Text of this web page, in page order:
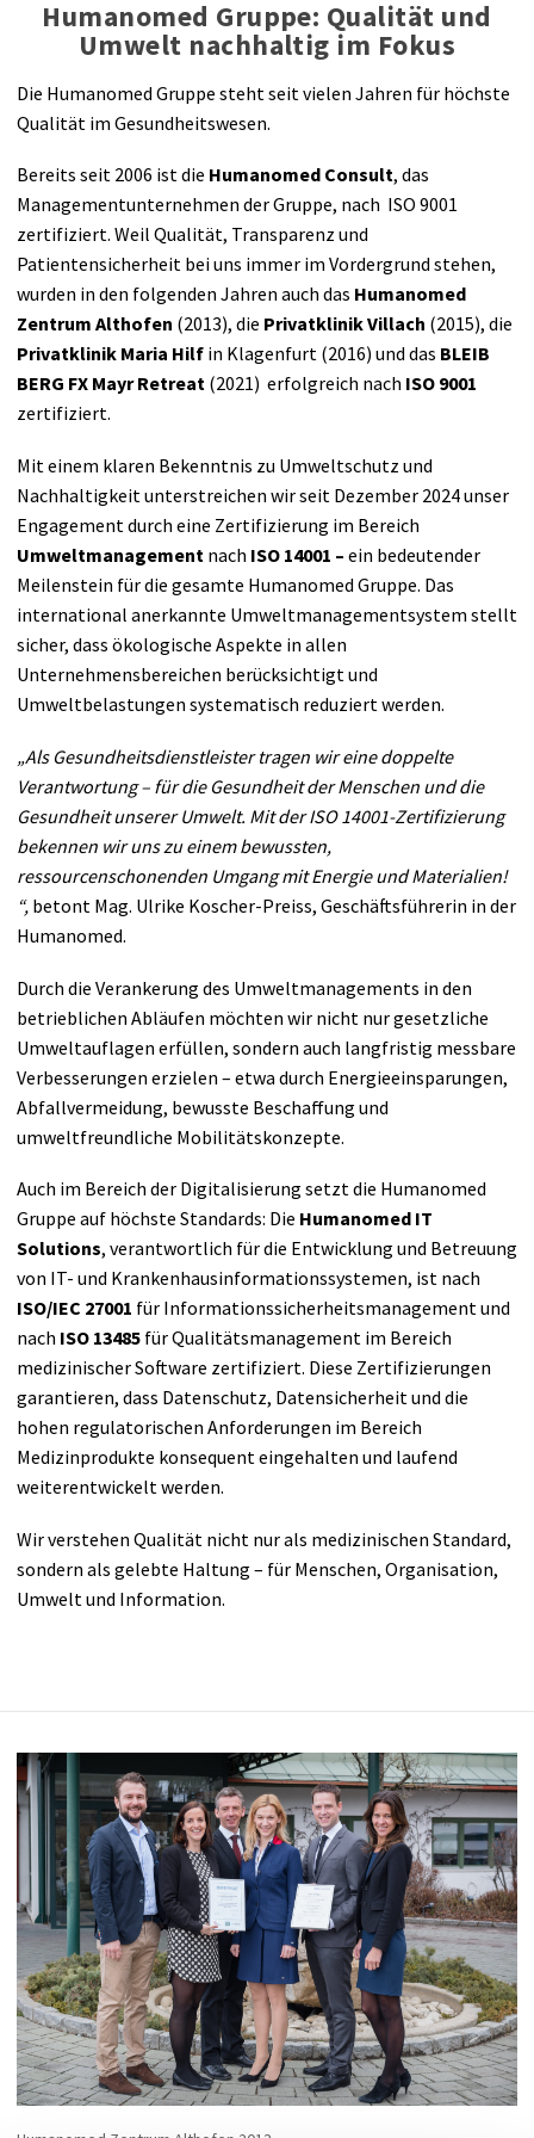
Humanomed Gruppe: Qualität und
Umwelt nachhaltig im Fokus
Die Humanomed Gruppe steht seit vielen Jahren für höchste
Qualität im Gesundheitswesen.
Bereits seit 2006 ist die Humanomed Consult, das
Managementunternehmen der Gruppe, nach ISO 9001
zertifiziert. Weil Qualität, Transparenz und
Patientensicherheit bei uns immer im Vordergrund stehen,
wurden in den folgenden Jahren auch das Humanomed
Zentrum Althofen (2013), die Privatklinik Villach (2015), die
Privatklinik Maria Hilfin Klagenfurt (2016) und das BLEIB
BERG FX Mayr Retreat(2021) erfolgreich nach ISO 9001
zertifiziert.
Mit einem klaren Bekenntnis zu Umweltschutz und
Nachhaltigkeit unterstreichen wir seit Dezember 2024 unser
Engagement durch eine Zertifizierung im Bereich
Umweltmanagementnach ISO 14001 – ein bedeutender
Meilenstein für die gesamte Humanomed Gruppe. Das
international anerkannte Umweltmanagementsystem stellt
sicher, dass ökologische Aspekte in allen
Unternehmensbereichen berücksichtigt und
Umweltbelastungen systematisch reduziert werden.
„Als Gesundheitsdienstleister tragen wir eine doppelte
Verantwortung – für die Gesundheit der Menschen und die
Gesundheit unserer Umwelt. Mit der ISO 14001-Zertifizierung
bekennen wir uns zu einem bewussten,
ressourcenschonenden Umgang mit Energie und Materialien!
“,betont Mag. Ulrike Koscher-Preiss, Geschäftsführerin in der
Humanomed.
Durch die Verankerung des Umweltmanagements in den
betrieblichen Abläufen möchten wir nicht nur gesetzliche
Umweltauflagen erfüllen, sondern auch langfristig messbare
Verbesserungen erzielen – etwa durch Energieeinsparungen,
Abfallvermeidung, bewusste Beschaffung und
umweltfreundliche Mobilitätskonzepte.
Auch im Bereich der Digitalisierung setzt die Humanomed
Gruppe auf höchste Standards: Die Humanomed IT
Solutions, verantwortlich für die Entwicklung und Betreuung
von IT- und Krankenhausinformationssystemen, ist nach
ISO/IEC 27001 für Informationssicherheitsmanagement und
nach ISO 13485für Qualitätsmanagement im Bereich
medizinischer Software zertifiziert. Diese Zertifizierungen
garantieren, dass Datenschutz, Datensicherheit und die
hohen regulatorischen Anforderungen im Bereich
Medizinprodukte konsequent eingehalten und laufend
weiterentwickelt werden.
Wir verstehen Qualität nicht nur als medizinischen Standard,
sondern als gelebte Haltung – für Menschen, Organisation,
Umwelt und Information.